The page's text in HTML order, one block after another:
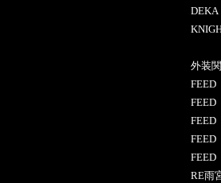
外装
RE雨